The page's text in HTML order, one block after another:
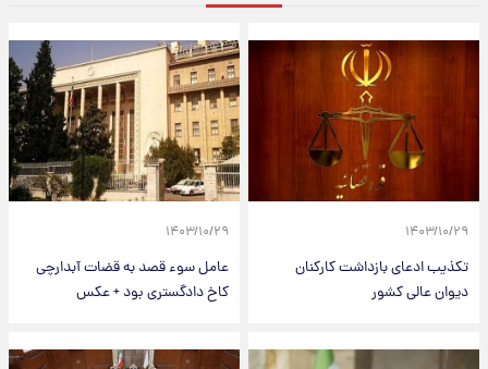
۱۴۰۳/۱۰/۲۹
تکذیب ادعای بازداشت کارکنان
دیوان عالی کشور
۱۴۰۳/۱۰/۲۹
عامل سوء قصد به قضات آبدارچی
کاخ دادگستری بود + عکس